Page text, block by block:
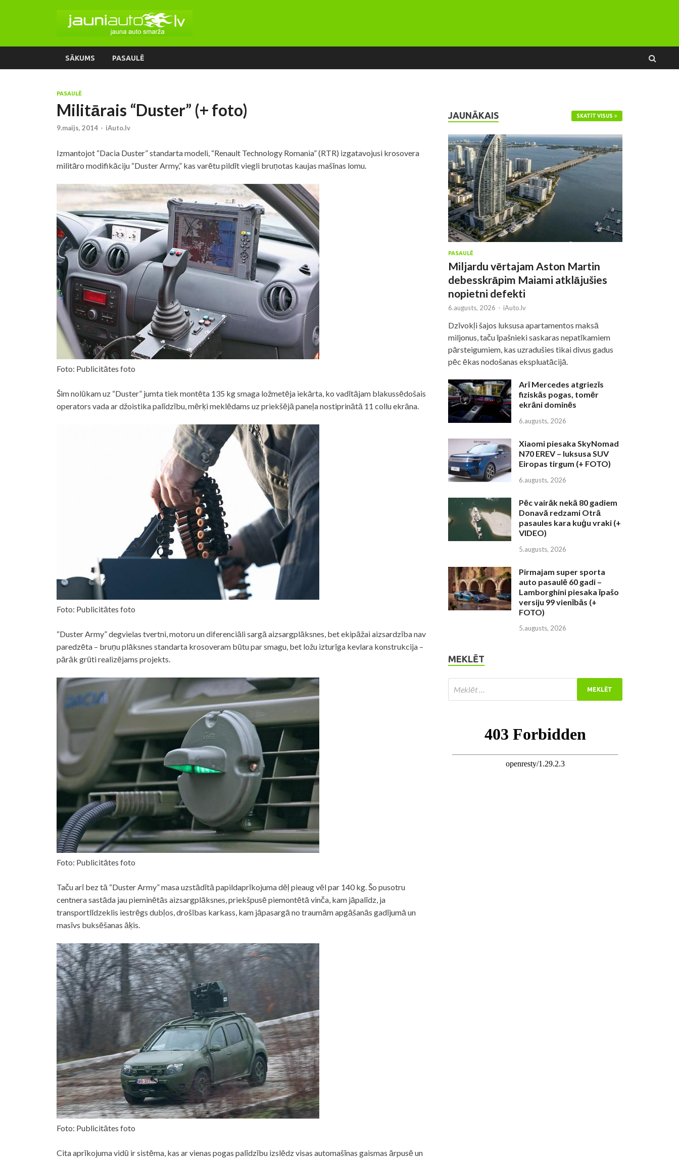
SĀKUMS PASAULĒ
PASAULĒ
Militārais “Duster” (+ foto)
9.maijs, 2014 - iAuto.lv
Izmantojot “Dacia Duster” standarta modeli, “Renault Technology Romania” (RTR) izgatavojusi krosovera
militāro modifikāciju “Duster Army,” kas varētu pildīt viegli bruņotas kaujas mašīnas lomu.
Foto: Publicitātes foto
Šim nolūkam uz “Duster” jumta tiek montēta 135 kg smaga ložmetēja iekārta, ko vadītājam blakussēdošais
operators vada ar džoistika palīdzību, mērķi meklēdams uz priekšējā paneļa nostiprinātā 11 collu ekrāna.
Foto: Publicitātes foto
“Duster Army” degvielas tvertni, motoru un diferenciāli sargā aizsargplāksnes, bet ekipāžai aizsardzība nav
paredzēta – bruņu plāksnes standarta krosoveram būtu par smagu, bet ložu izturīga kevlara konstrukcija –
pārāk grūti realizējams projekts.
Foto: Publicitātes foto
Taču arī bez tā “Duster Army” masa uzstādītā papildaprīkojuma dēļ pieaug vēl par 140 kg. Šo pusotru
centnera sastāda jau pieminētās aizsargplāksnes, priekšpusē piemontētā vinča, kam jāpalīdz, ja
transportlīdzeklis iestrēgs dubļos, drošības karkass, kam jāpasargā no traumām apgāšanās gadījumā un
masīvs buksēšanas āķis.
Foto: Publicitātes foto
Cita aprīkojuma vidū ir sistēma, kas ar vienas pogas palīdzību izslēdz visas automašīnas gaismas ārpusē un
JAUNĀKAIS SKATĪT VISUS
PASAULĒ
Miljardu vērtajam Aston Martin
debesskrāpim Maiami atklājušies
nopietni defekti
6.augusts, 2026 - iAuto.lv
Dzīvokļi šajos luksusa apartamentos maksā
miljonus, taču īpašnieki saskaras nepatīkamiem
pārsteigumiem, kas uzradušies tikai divus gadus
pēc ēkas nodošanas ekspluatācijā.
Arī Mercedes atgriezīs
fiziskās pogas, tomēr
ekrāni dominēs
6.augusts, 2026
Xiaomi piesaka SkyNomad
N70 EREV – luksusa SUV
Eiropas tirgum (+ FOTO)
6.augusts, 2026
Pēc vairāk nekā 80 gadiem
Donavā redzami Otrā
pasaules kara kuģu vraki (+
VIDEO)
5.augusts, 2026
Pirmajam super sporta
auto pasaulē 60 gadi –
Lamborghini piesaka īpašo
versiju 99 vienībās (+
FOTO)
5.augusts, 2026
MEKLĒT